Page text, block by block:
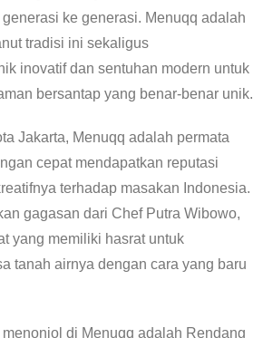
ke generasi. Menuqq adalah
tradisi ini sekaligus
inovatif dan sentuhan modern untuk
bersantap yang benar-benar unik.
Jakarta, Menuqq adalah permata
cepat mendapatkan reputasi
terhadap masakan Indonesia.
gagasan dari Chef Putra Wibowo,
yang memiliki hasrat untuk
tanah airnya dengan cara yang baru
di Menuqq adalah Rendang